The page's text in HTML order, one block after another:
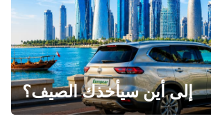
إلى أين سيأخذك الصيف؟